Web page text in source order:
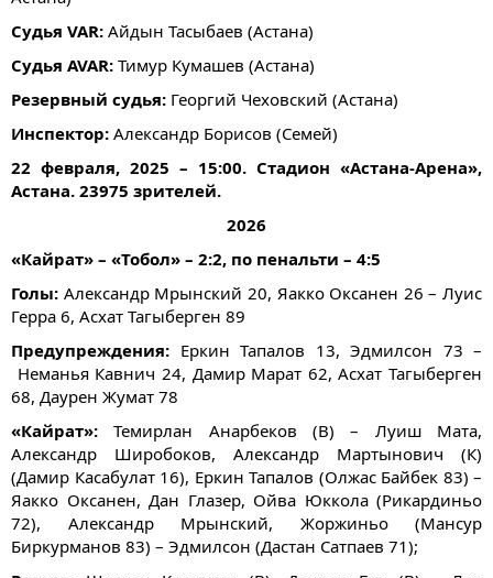
Судья VAR: Айдын Тасыбаев (Астана)
Судья AVAR: Тимур Кумашев (Астана)
Резервный судья: Георгий Чеховский (Астана)
Инспектор: Александр Борисов (Семей)
22 февраля, 2025 – 15:00. Стадион «Астана-Арена»,
Астана. 23975 зрителей.
2026
«Кайрат» – «Тобол» – 2:2, по пенальти – 4:5
Голы: Александр Мрынский 20, Яакко Оксанен 26 – Луис
Герра 6, Асхат Тагыберген 89
Предупреждения: Еркин Тапалов 13, Эдмилсон 73 –
Неманья Кавнич 24, Дамир Марат 62, Асхат Тагыберген
68, Даурен Жумат 78
«Кайрат»: ​Темирлан Анарбеков (В) – Луиш Мата,
Александр Широбоков, Александр Мартынович (К)
(Дамир Касабулат 16), Еркин Тапалов (Олжас Байбек 83) –
Яакко Оксанен, Дан Глазер, Ойва Юккола (Рикардиньо
72), Александр Мрынский, Жоржиньо (Мансур
Биркурманов 83) – Эдмилсон (Дастан Сатпаев 71);